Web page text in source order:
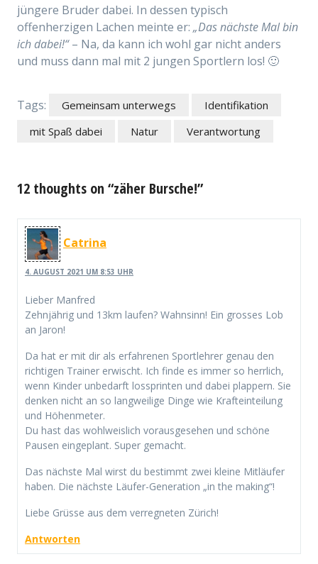
jüngere Bruder dabei. In dessen typisch
offenherzigen Lachen meinte er: „Das nächste Mal bin
ich dabei!“– Na, da kann ich wohl gar nicht anders
und muss dann mal mit 2 jungen Sportlern los! 🙂
Tags: Gemeinsam unterwegs
Identifikation
mit Spaß dabei
Natur Verantwortung
12 thoughts on “zäher Bursche!”
Catrina
4. AUGUST 2021 UM 8:53 UHR
Lieber Manfred
Zehnjährig und 13km laufen? Wahnsinn! Ein grosses Lob
an Jaron!
Da hat er mit dir als erfahrenen Sportlehrer genau den
richtigen Trainer erwischt. Ich finde es immer so herrlich,
wenn Kinder unbedarft lossprinten und dabei plappern. Sie
denken nicht an so langweilige Dinge wie Krafteinteilung
und Höhenmeter.
Du hast das wohlweislich vorausgesehen und schöne
Pausen eingeplant. Super gemacht.
Das nächste Mal wirst du bestimmt zwei kleine Mitläufer
haben. Die nächste Läufer-Generation „in the making“!
Liebe Grüsse aus dem verregneten Zürich!
Antworten